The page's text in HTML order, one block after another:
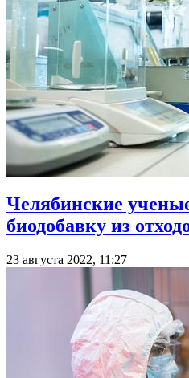
Челябинские
биодобавку из
23 августа 2022, 11:27